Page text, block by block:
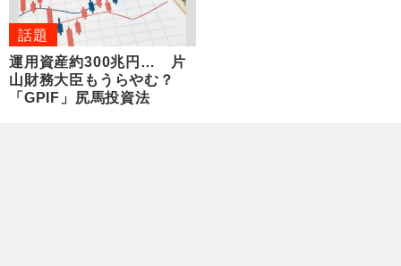
話題
運用資産約300兆円… 片
山財務大臣もうらやむ？
「GPIF」尻馬投資法